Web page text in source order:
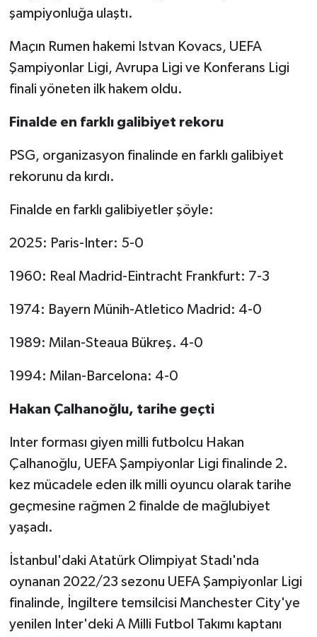
şampiyonluğa ulaştı.
Maçın Rumen hakemi Istvan Kovacs, UEFA
Şampiyonlar Ligi, Avrupa Ligi ve Konferans Ligi
finali yöneten ilk hakem oldu.
Finalde en farklı galibiyet rekoru
PSG, organizasyon finalinde en farklı galibiyet
rekorunu da kırdı.
Finalde en farklı galibiyetler şöyle:
2025: Paris-Inter: 5-0
1960: Real Madrid-Eintracht Frankfurt: 7-3
1974: Bayern Münih-Atletico Madrid: 4-0
1989: Milan-Steaua Bükreş. 4-0
1994: Milan-Barcelona: 4-0
Hakan Çalhanoğlu, tarihe geçti
Inter forması giyen milli futbolcu Hakan
Çalhanoğlu, UEFA Şampiyonlar Ligi finalinde 2.
kez mücadele eden ilk milli oyuncu olarak tarihe
geçmesine rağmen 2 finalde de mağlubiyet
yaşadı.
İstanbul'daki Atatürk Olimpiyat Stadı'nda
oynanan 2022/23 sezonu UEFA Şampiyonlar Ligi
finalinde, İngiltere temsilcisi Manchester City'ye
yenilen Inter'deki A Milli Futbol Takımı kaptanı